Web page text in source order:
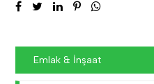
Emlak & İnşaat